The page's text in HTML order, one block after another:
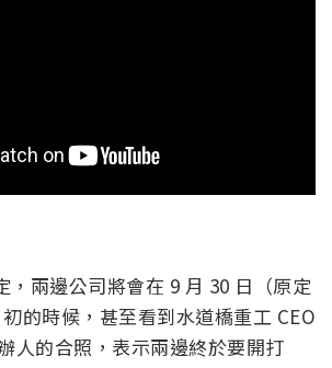
，兩邊公司將會在 9 月 30 日（原定
的時候，甚至看到水道橋重工 CEO
人的合照，表示兩邊終於要開打